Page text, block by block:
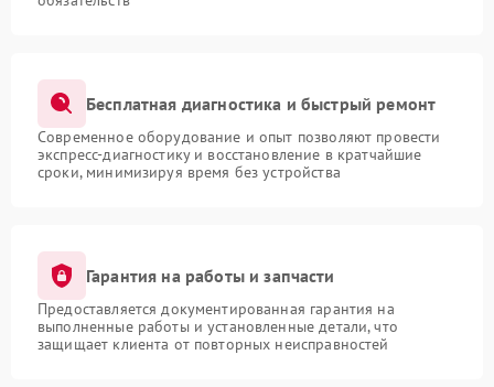
Бесплатная диагностика и быстрый ремонт
Современное оборудование и опыт позволяют провести
экспресс-диагностику и восстановление в кратчайшие
сроки, минимизируя время без устройства
Гарантия на работы и запчасти
Предоставляется документированная гарантия на
выполненные работы и установленные детали, что
защищает клиента от повторных неисправностей